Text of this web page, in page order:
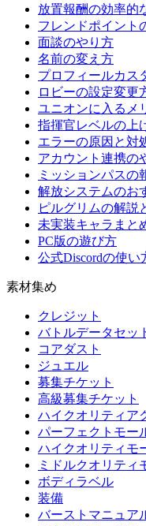
放置報酬の効率的
フレンドポイント
面談のやり方
名前の変え方
プロフィールカス
ロビーの設定変更
ユニオンに入るメ
指揮官レベルの上
エラーの原因と対
アカウント連携の
ミッションパスの
解放システムのお
ピルグリムの解説
未実装キャラまと
PC版の遊び方
公式Discordの使い
素材集め
クレジット
バトルデータセッ
コアダスト
ジュエル
募集チケット
高級募集チケット
ハイクオリティア
パーフェクトモー
ハイクオリティモ
ミドルクオリティ
ボディラベル
装備
バーストマニュア